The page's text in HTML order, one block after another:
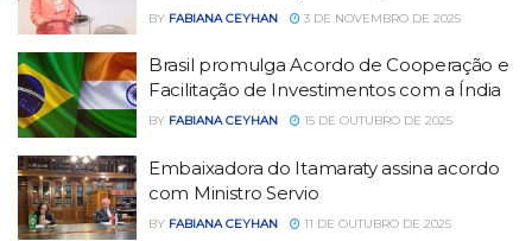
BY FABIANA CEYHAN 3 DE NOVEMBRO DE 2025
Brasil promulga Acordo de Cooperação e
Facilitação de Investimentos com a Índia
BY FABIANA CEYHAN 15 DE OUTUBRO DE 2025
Embaixadora do Itamaraty assina acordo
com Ministro Servio
BY FABIANA CEYHAN 11 DE OUTUBRO DE 2025